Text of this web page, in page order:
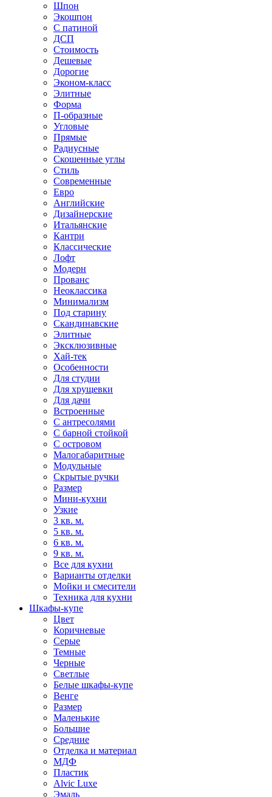
Шпон
Экошпон
С патиной
ДСП
Стоимость
Дешевые
Дорогие
Эконом-класс
Элитные
Форма
П-образные
Угловые
Прямые
Радиусные
Скошенные углы
Стиль
Современные
Евро
Английские
Дизайнерские
Итальянские
Кантри
Классические
Лофт
Модерн
Прованс
Неоклассика
Минимализм
Под старину
Скандинавские
Элитные
Эксклюзивные
Хай-тек
Особенности
Для студии
Для хрущевки
Для дачи
Встроенные
С антресолями
С барной стойкой
С островом
Малогабаритные
Модульные
Скрытые ручки
Размер
Мини-кухни
Узкие
3 кв. м.
5 кв. м.
6 кв. м.
9 кв. м.
Все для кухни
Варианты отделки
Мойки и смесители
Техника для кухни
Шкафы-купе
Цвет
Коричневые
Серые
Темные
Черные
Светлые
Белые шкафы-купе
Венге
Размер
Маленькие
Большие
Средние
Отделка и материал
МДФ
Пластик
Alvic Luxe
Эмаль